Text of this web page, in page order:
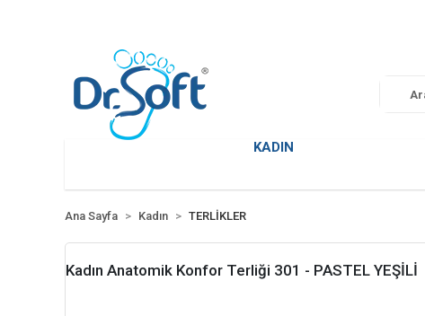
KADIN
Ana Sayfa Kadın TERLİKLER
Kadın Anatomik Konfor Terliği 301 - PASTEL YEŞİLİ